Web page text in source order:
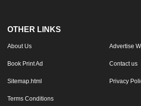
OTHER LINKS
About Us Advertise
Book Print Ad Contact us
Sitemap.html Privacy
Terms Conditions